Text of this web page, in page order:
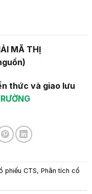
MÃ THỊ
thức và giao lưu
phiếu CTS, Phân tích cổ